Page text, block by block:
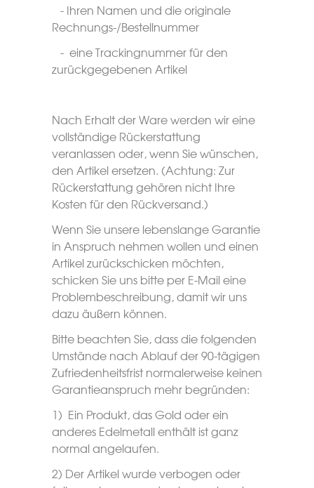
- Ihren Namen und die originale
Rechnungs-/Bestellnummer
- eine Trackingnummer für den
zurückgegebenen Artikel
Nach Erhalt der Ware werden wir eine
vollständige Rückerstattung
veranlassen oder, wenn Sie wünschen,
den Artikel ersetzen. (Achtung: Zur
Rückerstattung gehören nicht Ihre
Kosten für den Rückversand.)
Wenn Sie unsere lebenslange Garantie
in Anspruch nehmen wollen und einen
Artikel zurückschicken möchten,
schicken Sie uns bitte per E-Mail eine
Problembeschreibung, damit wir uns
dazu äußern können.
Bitte beachten Sie, dass die folgenden
Umstände nach Ablauf der 90-tägigen
Zufriedenheitsfrist normalerweise keinen
Garantieanspruch mehr begründen:
1) Ein Produkt, das Gold oder ein
anderes Edelmetall enthält ist ganz
normal angelaufen.
2) Der Artikel wurde verbogen oder